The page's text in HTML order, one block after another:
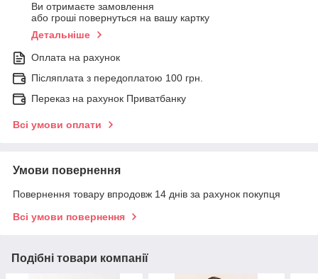
Ви отримаєте замовлення
або гроші повернуться на вашу картку
Детальніше
Оплата на рахунок
Післяплата з передоплатою 100 грн.
Переказ на рахунок Приватбанку
Всі умови оплати
Умови повернення
Повернення товару впродовж 14 днів за рахунок покупця
Всі умови повернення
Подібні товари компанії